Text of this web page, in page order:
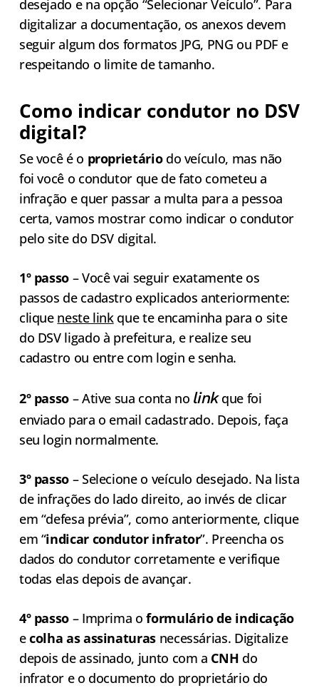
desejado e na opção “Selecionar Veículo”. Para
digitalizar a documentação, os anexos devem
seguir algum dos formatos JPG, PNG ou PDF e
respeitando o limite de tamanho.
Como indicar condutor no DSV
digital?
Se você é o proprietáriodo veículo, mas não
foi você o condutor que de fato cometeu a
infração e quer passar a multa para a pessoa
certa, vamos mostrar como indicar o condutor
pelo site do DSV digital.
1º passo – Você vai seguir exatamente os
passos de cadastro explicados anteriormente:
clique neste linkque te encaminha para o site
do DSV ligado à prefeitura, e realize seu
cadastro ou entre com login e senha.
2º passo – Ative sua conta no linkque foi
enviado para o email cadastrado. Depois, faça
seu login normalmente.
3º passo – Selecione o veículo desejado. Na lista
de infrações do lado direito, ao invés de clicar
em “defesa prévia”, como anteriormente, clique
em “indicar condutor infrator”. Preencha os
dados do condutor corretamente e verifique
todas elas depois de avançar.
4º passo – Imprima oformulário de indicação
ecolha as assinaturas necessárias. Digitalize
depois de assinado, junto com a CNH do
infrator e o documento do proprietário do